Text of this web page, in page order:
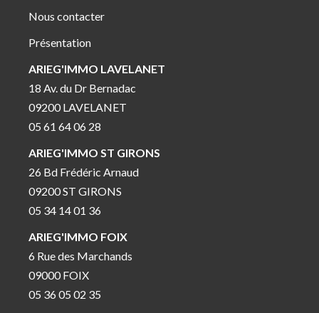
Nous contacter
Présentation
ARIEG'IMMO LAVELANET
18 Av. du Dr Bernadac
09200 LAVELANET
05 61 64 06 28
ARIEG'IMMO ST GIRONS
26 Bd Frédéric Arnaud
09200 ST GIRONS
05 34 14 01 36
ARIEG'IMMO FOIX
6 Rue des Marchands
09000 FOIX
05 36 05 02 35